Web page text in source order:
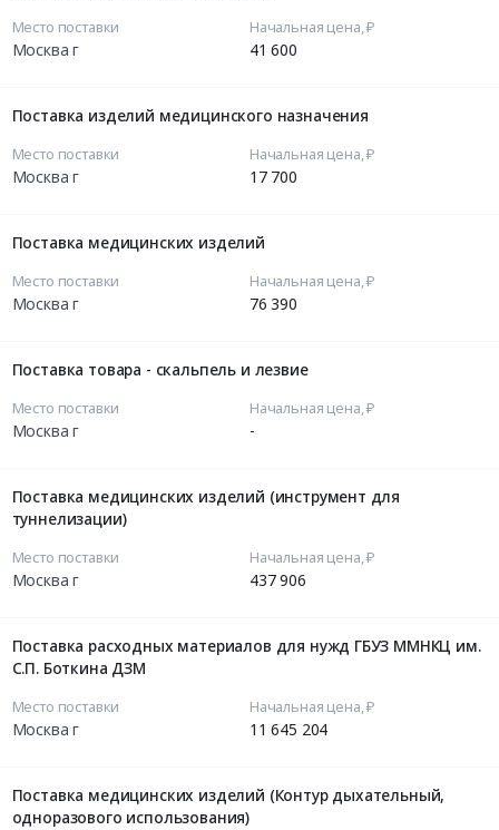
Место поставки
Москва г
Начальная цена, ₽
41 600
Поставка изделий медицинского назначения
Место поставки
Москва г
Начальная цена, ₽
17 700
Поставка медицинских изделий
Место поставки
Москва г
Начальная цена, ₽
76 390
Поставка товара - скальпель и лезвие
Место поставки
Москва г
Начальная цена, ₽
-
Поставка медицинских изделий (инструмент для
туннелизации)
Место поставки
Москва г
Начальная цена, ₽
437 906
Поставка расходных материалов для нужд ГБУЗ ММНКЦ им.
С.П. Боткина ДЗМ
Место поставки
Москва г
Начальная цена, ₽
11 645 204
Поставка медицинских изделий (Контур дыхательный,
одноразового использования)